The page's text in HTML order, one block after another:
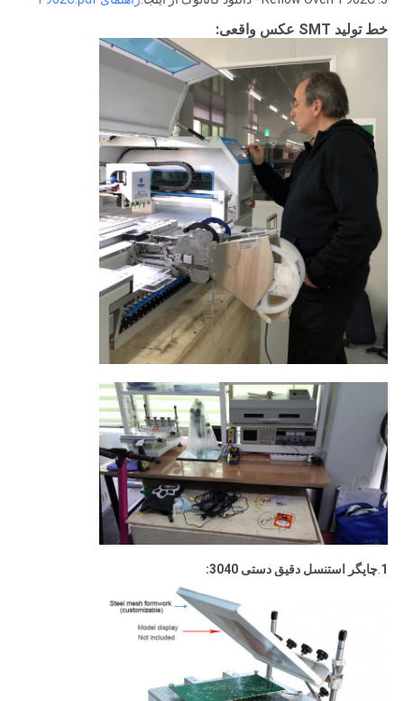
خط تولید SMT عکس واقعی:
1 چاپگر استنسل دقیق دستی 3040: